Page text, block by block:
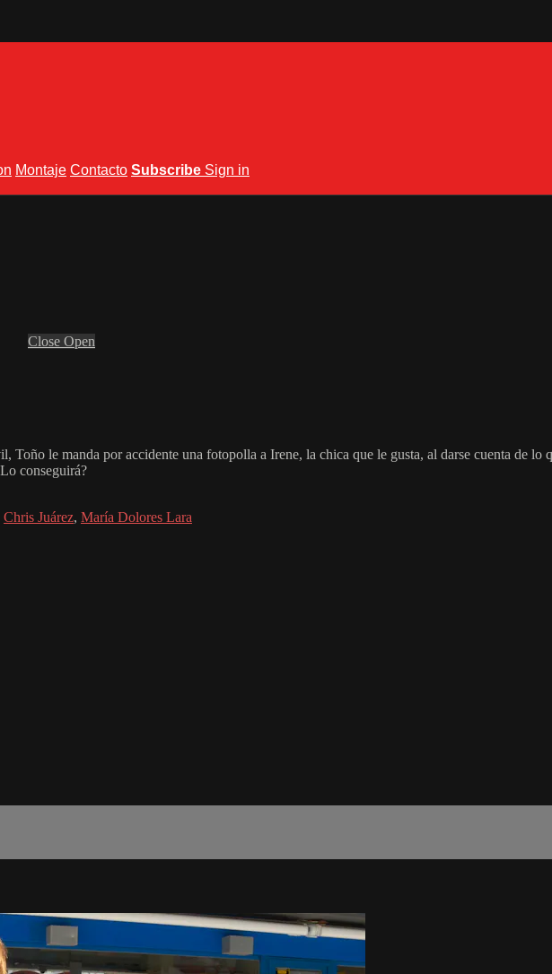
Montaje Contacto Subscribe Sign in
Close Open
Toño le manda por accidente una fotopolla a Irene, la chica que le gusta, al darse cuenta de
conseguirá?
Chris Juárez, María Dolores Lara